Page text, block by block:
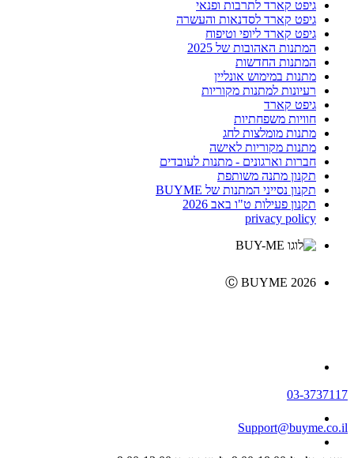
גיפט קארד לתרבות ופנאי
גיפט קארד לסדנאות והעשרה
גיפט קארד ליופי וטיפוח
המתנות האהובות של 2025
המתנות החדשות
מתנות במימוש אונליין
רעיונות למתנות מקוריות
גיפט קארד
חוויות משפחתיות
מתנות מומלצות לחג
מתנות מקוריות לאישה
חברות וארגונים - מתנות לעובדים
תקנון מתנה משותפת
תקנון נסייני המתנות של BUYME
תקנון פעילות ט"ו באב 2026
privacy policy
Ⓒ BUYME 2026
03-3737117
Support@buyme.co.il